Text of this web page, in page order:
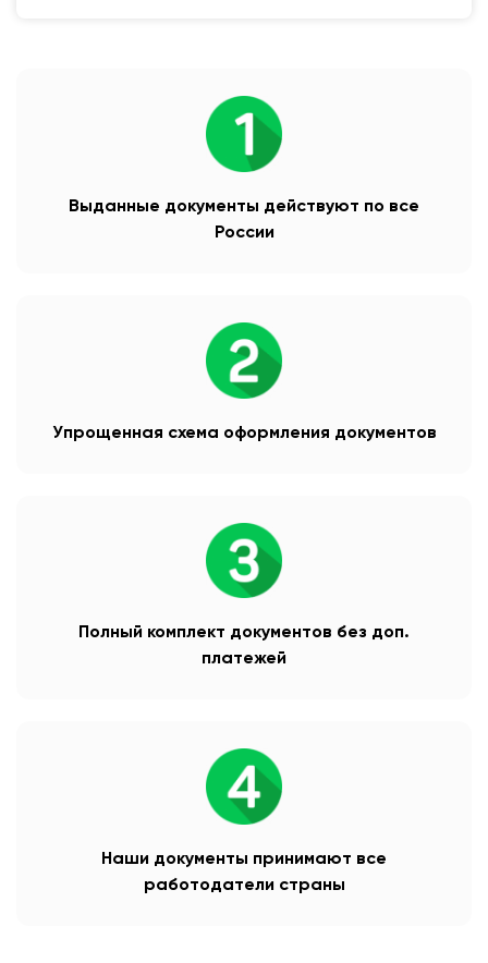
Выданные документы действуют по все
России
Упрощенная схема оформления документов
Полный комплект документов без доп.
платежей
Наши документы принимают все
работодатели страны